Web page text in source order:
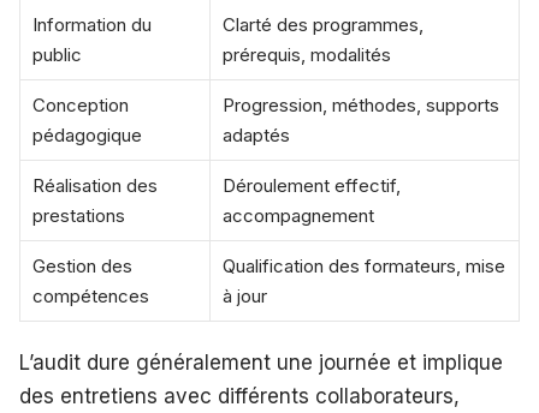
Information du
public
Clarté des programmes,
prérequis, modalités
Conception
pédagogique
Progression, méthodes, supports
adaptés
Réalisation des
prestations
Déroulement effectif,
accompagnement
Gestion des
compétences
Qualification des formateurs, mise
à jour
L’audit dure généralement une journée et implique
des entretiens avec différents collaborateurs,